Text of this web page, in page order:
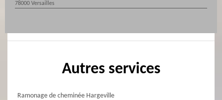
78000 Versailles
Autres services
Ramonage de cheminée Hargeville